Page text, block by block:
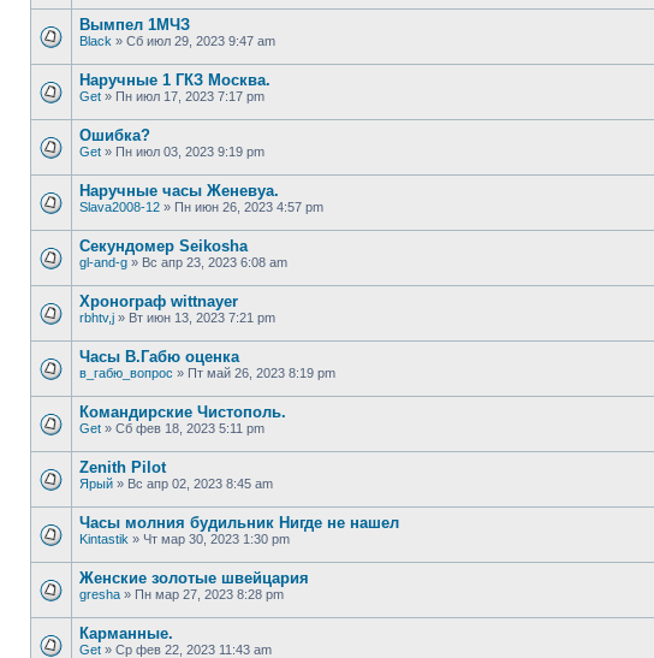
Вымпел 1МЧЗ
Black » Сб июл 29, 2023 9:47 am
Наручные 1 ГКЗ Москва.
Get » Пн июл 17, 2023 7:17 pm
Ошибка?
Get » Пн июл 03, 2023 9:19 pm
Наручные часы Женевуа.
Slava2008-12 » Пн июн 26, 2023 4:57 pm
Секундомер Seikosha
gl-and-g » Вс апр 23, 2023 6:08 am
Хронограф wittnayer
rbhtv,j » Вт июн 13, 2023 7:21 pm
Часы В.Габю оценка
в_габю_вопрос » Пт май 26, 2023 8:19 pm
Командирские Чистополь.
Get » Сб фев 18, 2023 5:11 pm
Zenith Pilot
Ярый » Вс апр 02, 2023 8:45 am
Часы молния будильник Нигде не нашел
Kintastik » Чт мар 30, 2023 1:30 pm
Женские золотые швейцария
gresha » Пн мар 27, 2023 8:28 pm
Карманные.
Get » Ср фев 22, 2023 11:43 am